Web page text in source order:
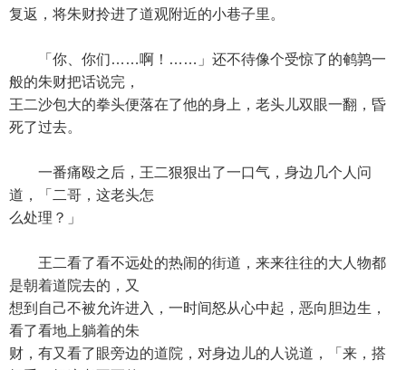
复返，将朱财拎进了道观附近的小巷子里。
「你、你们……啊！……」还不待像个受惊了的鹌鹑一
般的朱财把话说完，
王二沙包大的拳头便落在了他的身上，老头儿双眼一翻，昏
死了过去。
一番痛殴之后，王二狠狠出了一口气，身边几个人问
道，「二哥，这老头怎
么处理？」
王二看了看不远处的热闹的街道，来来往往的大人物都
是朝着道院去的，又
想到自己不被允许进入，一时间怒从心中起，恶向胆边生，
看了看地上躺着的朱
财，有又看了眼旁边的道院，对身边儿的人说道，「来，搭